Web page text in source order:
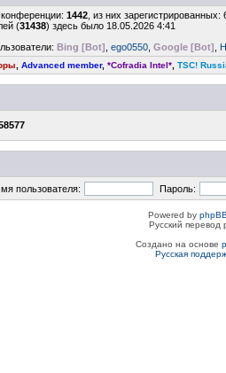
1442 , из них
(31438) здесь было 18.05.2026 4:41
Bing [Bot] ego0550 Google [Bot]
Advanced member, *Cofradia Intel* TSC!
пользователя: Пароль:
Powered by
Русский
Создано на основе
Русская